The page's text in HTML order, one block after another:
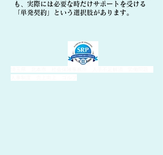
も、実際には必要な時だけサポートを受ける
「単発契約」という選択肢があります。